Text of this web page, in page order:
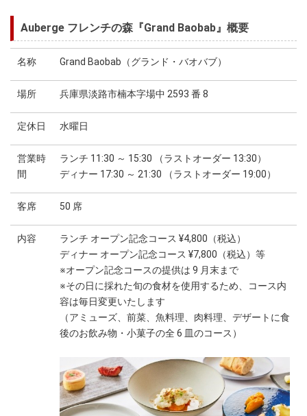
Auberge フレンチの森『Grand Baobab』概要
名称 Grand Baobab（グランド・バオバブ）
場所 兵庫県淡路市楠本字場中 2593 番 8
定休日 水曜日
営業時
間
ランチ 11:30 ～ 15:30 （ラストオーダー 13:30）
ディナー 17:30 ～ 21:30 （ラストオーダー 19:00）
客席 50 席
内容
ランチ オープン記念コース ¥4,800（税込）
ディナー オープン記念コース ¥7,800（税込）等
※オープン記念コースの提供は 9 月末まで
※その日に採れた旬の食材を使用するため、コース内
容は毎日変更いたします
（アミューズ、前菜、魚料理、肉料理、デザートに食
後のお飲み物・小菓子の全 6 皿のコース）